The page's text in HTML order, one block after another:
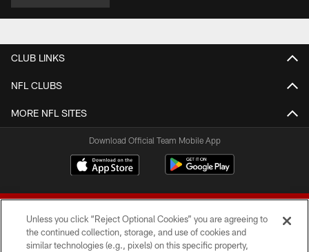
CLUB LINKS
NFL CLUBS
MORE NFL SITES
Download Official Team Mobile App
Unless you click “Reject Optional Cookies” you are agreeing to
the continued collection, storage, and use of cookies and
similar technologies (e.g., pixels) on this specific property,